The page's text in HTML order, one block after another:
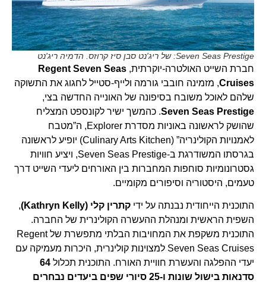
Seven Seas Prestige: של ריג'נט סבן סיז קרוזס. הדמיה ריג'נט
חברת השייט האולטרה-יוקרתית, Regent Seven Seas
Cruises, מזמינה חובבי גורמה ולייף-סטייל לחגוג את התשוקה
שלהם לאוכל משובח בסיפונה של האונייה החדשה בצי,
Seven Seas Prestige. כהמשך ישיר לקונספט המצליח
שהושק לראשונה באוניות מסדרת Explorer, ה”מטבח
לאמנויות הקולינריה” (Culinary Arts Kitchen) יופיע לראשונה
בגרסתו המשודרגת ב-Seven Seas Prestige, ויציע חוויות
גסטרונומיות סוחפות המחברות בין האורחים ליעדי השייט דרך
טעמים, היסטוריה וסיפורים מקומיים.
התוכנית הייחודית נבנתה על ידי קתרין קלי (Kathryn Kelly)
,
השפית הראשית ומנהלת ההעשרה הקולינרית של החברה.
התוכנית משקפת את המחויבות הבלתי מתפשרת של Regent
Seven Seas Cruises למצוינות קולינרית, היכרות מעמיקה עם
יעדי ההפלגה והעשרת חוויית האורח. התוכנית תכלול 64
סדנאות בישול שונות ו-25 סיורי שפים ביעדים נבחרים